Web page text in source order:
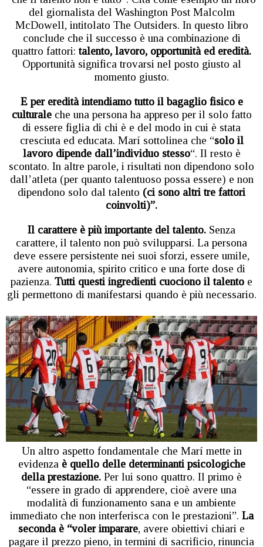
del giornalista del Washington Post Malcolm
McDowell, intitolato The Outsiders. In questo libro
conclude che il successo è una combinazione di
quattro fattori:talento, lavoro, opportunità ed eredità.
Opportunità significa trovarsi nel posto giusto al
momento giusto.
E per eredità intendiamo tutto il bagaglio fisico e
culturaleche una persona ha appreso per il solo fatto
di essere figlia di chi è e del modo in cui è stata
cresciuta ed educata. Marí sottolinea che “solo il
lavoro dipende dall’individuo stesso“. Il resto è
scontato. In altre parole, i risultati non dipendono solo
dall’atleta (per quanto talentuoso possa essere) e non
dipendono solo dal talento (ci sono altri tre fattori
coinvolti)”.
Il carattere è più importante del talento. Senza
carattere, il talento non può svilupparsi. La persona
deve essere persistente nei suoi sforzi, essere umile,
avere autonomia, spirito critico e una forte dose di
pazienza. Tutti questi ingredienti cuociono il talento e
gli permettono di manifestarsi quando è più necessario.
Un altro aspetto fondamentale che Marí mette in
evidenza è quello delle determinanti psicologiche
della prestazione. Per lui sono quattro. Il primo è
“essere in grado di apprendere, cioè avere una
modalità di funzionamento sana e un ambiente
immediato che non interferisca con le prestazioni”. La
seconda è “voler imparare, avere obiettivi chiari e
pagare il prezzo pieno, in termini di sacrificio, rinuncia